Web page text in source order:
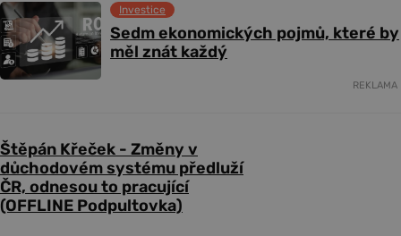
Sedm ekonomických pojmů, které by
měl znát každý
Investice
REKLAMA
Štěpán Křeček - Změny v
důchodovém systému předluží
ČR, odnesou to pracující
(OFFLINE Podpultovka)